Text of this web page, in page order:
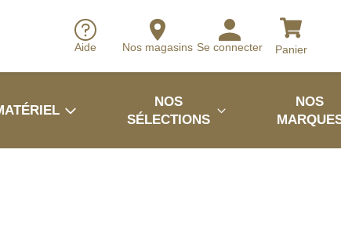
Aide Nos magasins Se connecter Panier
NOS
SÉLECTIONS
NOS